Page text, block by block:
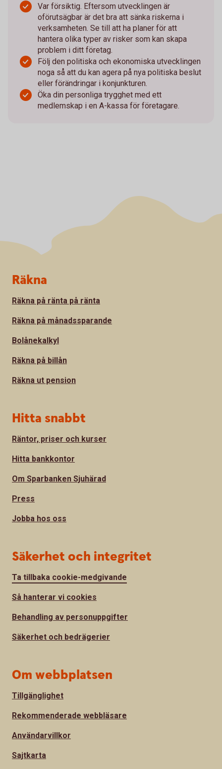
Var försiktig. Eftersom utvecklingen är
oförutsägbar är det bra att sänka riskerna i
verksamheten. Se till att ha planer för att
hantera olika typer av risker som kan skapa
problem i ditt företag.
Följ den politiska och ekonomiska utvecklingen
noga så att du kan agera på nya politiska beslut
eller förändringar i konjunkturen.
Öka din personliga trygghet med ett
medlemskap i en A-kassa för företagare.
Sidfot
Räkna
Räkna på ränta på ränta
Räkna på månadssparande
Bolånekalkyl
Räkna på billån
Räkna ut pension
Hitta snabbt
Räntor, priser och kurser
Hitta bankkontor
Om Sparbanken Sjuhärad
Press
Jobba hos oss
Säkerhet och integritet
Ta tillbaka cookie-medgivande
Så hanterar vi cookies
Behandling av personuppgifter
Säkerhet och bedrägerier
Om webbplatsen
Tillgänglighet
Rekommenderade webbläsare
Användarvillkor
Sajtkarta